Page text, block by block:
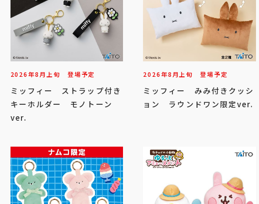
2026年8月上旬 登場予定
ミッフィー ストラップ付き
キーホルダー モノトーン
ver.
2026年8月上旬 登場予定
ミッフィー みみ付きクッシ
ョン ラウンドワン限定ver.